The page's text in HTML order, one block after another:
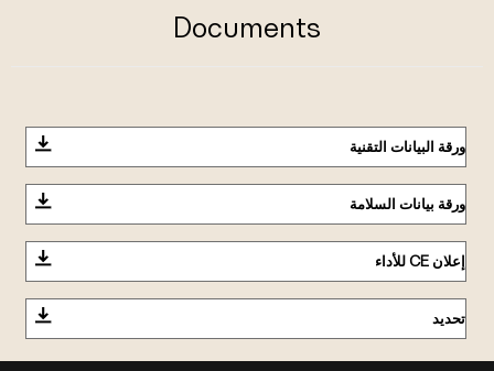
Documents
ورقة البيانات التقنية
ورقة بيانات السلامة
إعلان CE للأداء
تحديد